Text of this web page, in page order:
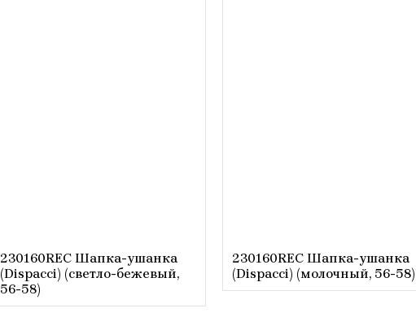
230160REC Шапка-ушанка
(Dispacci) (светло-бежевый,
56-58)
230160REC Шапка-ушанка
(Dispacci) (молочный, 56-58)